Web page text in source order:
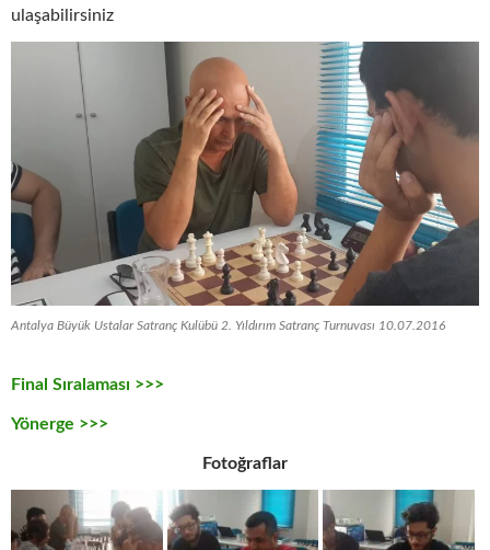
ulaşabilirsiniz
Antalya Büyük Ustalar Satranç Kulübü 2. Yıldırım Satranç Turnuvası 10.07.2016
Final Sıralaması >>>
Yönerge >>>
Fotoğraflar